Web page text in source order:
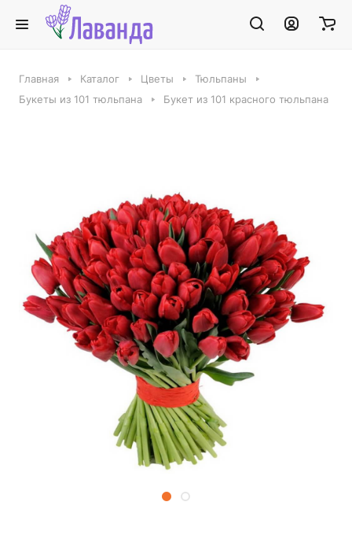
Главная Каталог Цветы
Тюльпаны
Букеты из 101 тюльпана
Букет из 101 красного тюльпана